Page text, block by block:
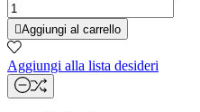
Aggiungi al carrello
Aggiungi alla lista desideri